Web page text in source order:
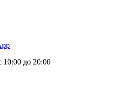
10:00 до 20:00